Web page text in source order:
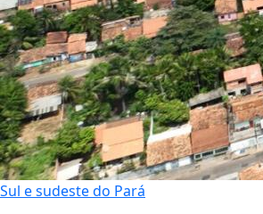
Sul e sudeste do Pará